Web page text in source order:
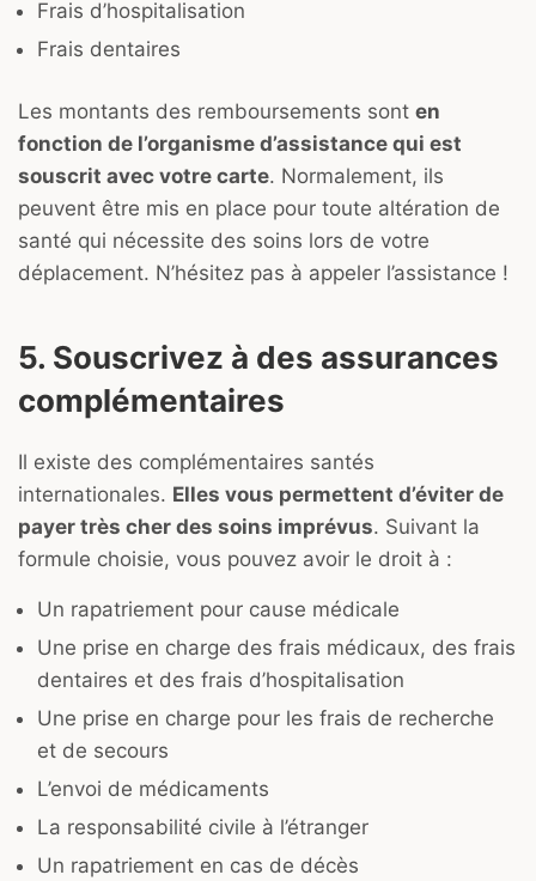
Frais d’hospitalisation
Frais dentaires
Les montants des remboursements sont en
fonction de l’organisme d’assistance qui est
souscrit avec votre carte. Normalement, ils
peuvent être mis en place pour toute altération de
santé qui nécessite des soins lors de votre
déplacement. N’hésitez pas à appeler l’assistance !
5. Souscrivez à des assurances
complémentaires
Il existe des complémentaires santés
internationales. Elles vous permettent d’éviter de
payer très cher des soins imprévus. Suivant la
formule choisie, vous pouvez avoir le droit à :
Un rapatriement pour cause médicale
Une prise en charge des frais médicaux, des frais
dentaires et des frais d’hospitalisation
Une prise en charge pour les frais de recherche
et de secours
L’envoi de médicaments
La responsabilité civile à l’étranger
Un rapatriement en cas de décès